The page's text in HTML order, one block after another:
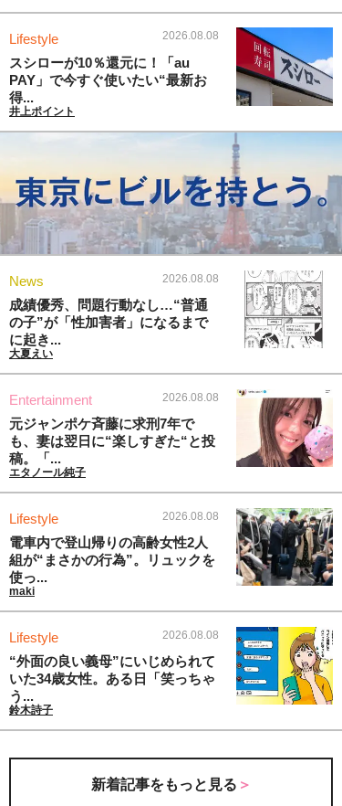
Lifestyle 2026.08.08
スシローが10％還元に！「au
PAY」で今すぐ使いたい“最新お
得...
井上ポイント
News 2026.08.08
成績優秀、問題行動なし…“普通
の子”が「性加害者」になるまで
に起き...
大夏えい
Entertainment 2026.08.08
元ジャンポケ斉藤に求刑7年で
も、妻は翌日に“楽しすぎた“と投
稿。「...
エタノール純子
Lifestyle 2026.08.08
電車内で登山帰りの高齢女性2人
組が“まさかの行為”。リュックを
使っ...
maki
Lifestyle 2026.08.08
“外面の良い義母”にいじめられて
いた34歳女性。ある日「笑っちゃ
う...
鈴木詩子
新着記事をもっと見る